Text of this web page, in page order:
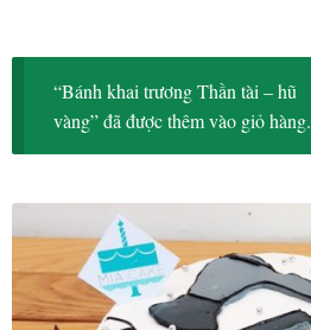
“Bánh khai trương Thần tài – hũ
vàng” đã được thêm vào giỏ hàng.